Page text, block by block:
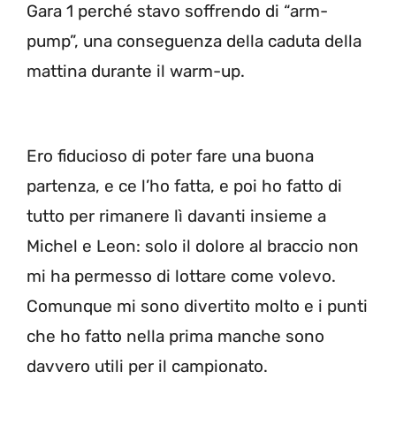
Gara 1 perché stavo soffrendo di “arm-
pump”, una conseguenza della caduta della
mattina durante il warm-up.
Ero fiducioso di poter fare una buona
partenza, e ce l’ho fatta, e poi ho fatto di
tutto per rimanere lì davanti insieme a
Michel e Leon: solo il dolore al braccio non
mi ha permesso di lottare come volevo.
Comunque mi sono divertito molto e i punti
che ho fatto nella prima manche sono
davvero utili per il campionato.